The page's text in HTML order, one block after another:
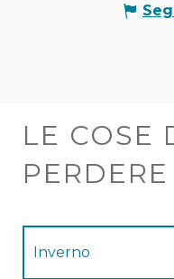
LE COSE
PERDERE
Inverno